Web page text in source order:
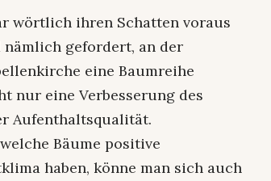
wörtlich ihren Schatten voraus
nämlich gefordert, an der
eine Baumreihe
nur eine Verbesserung des
Aufenthaltsqualität.
Bäume positive
haben, könne man sich auch